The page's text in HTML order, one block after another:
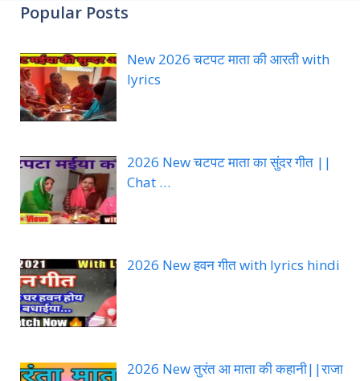
Popular Posts
New 2026 चटपट माता की आरती with
lyrics
2026 New चटपट माता का सुंदर गीत ||
Chat …
2026 New हवन गीत with lyrics hindi
2026 New तुरंत आ माता की कहानी||राजा